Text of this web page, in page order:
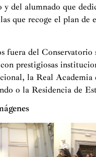
y del alumnado que
que recoge el plan de
fuera del Conservatorio
prestigiosas
la Real Academia
o la Residencia de